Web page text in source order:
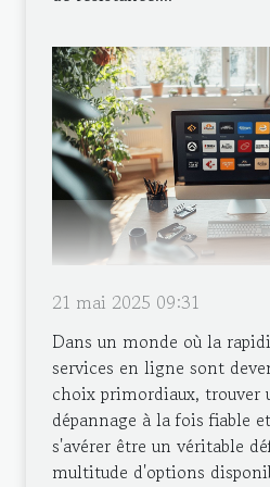
21 mai 2025 09:31
Dans un monde où la
services en ligne sont
choix primordiaux, trouver
dépannage à la fois fiable
s'avérer être un véritable
multitude d'options